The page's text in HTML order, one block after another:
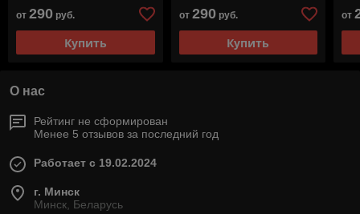
от 290 руб.
Купить
от 290руб.
Купить
от
О нас
Рейтинг не сформирован
Менее 5 отзывов за последний год
Работает с 19.02.2024
г. Минск
Минск, Беларусь